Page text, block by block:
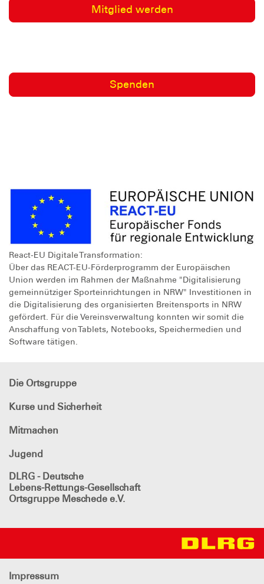
Mitglied werden
Spenden
React-EU Digitale Transformation:
Über das REACT-EU-Förderprogramm der Europäischen
Union werden im Rahmen der Maßnahme "Digitalisierung
gemeinnütziger Sporteinrichtungen in NRW" Investitionen in
die Digitalisierung des organisierten Breitensports in NRW
gefördert. Für die Vereinsverwaltung konnten wir somit die
Anschaffung von Tablets, Notebooks, Speichermedien und
Software tätigen.
Die Ortsgruppe
Kurse und Sicherheit
Mitmachen
Jugend
DLRG - Deutsche
Lebens-Rettungs-Gesellschaft
Ortsgruppe Meschede e.V.
Impressum